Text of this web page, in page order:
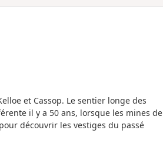
et Cassop. Le sentier longe des
il y a 50 ans, lorsque les mines de
découvrir les vestiges du passé